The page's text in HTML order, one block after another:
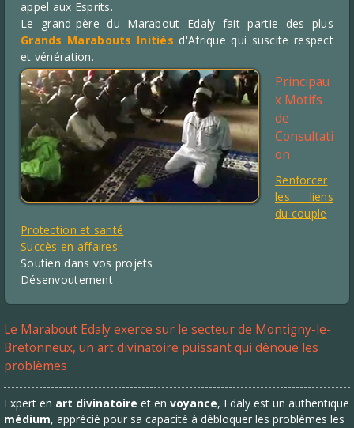
appel aux Esprits.
Le grand-père du Marabout Edaly fait partie des plus
Grands Marabouts Initiés d'Afrique qui suscite respect
et vénération.
Principau
x Motifs
de
Consultati
on
Renforcer
les liens
du couple
Protection et santé
Succès en affaires
Soutien dans vos projets
Désenvoutement
Le Marabout Edaly exerce sur le secteur de Montigny-le-
Bretonneux, un art divinatoire puissant qui dénoue les
problèmes
Expert en art divinatoire et en voyance, Edaly est un authentique
médium, apprécié pour sa capacité à débloquer les problèmes les